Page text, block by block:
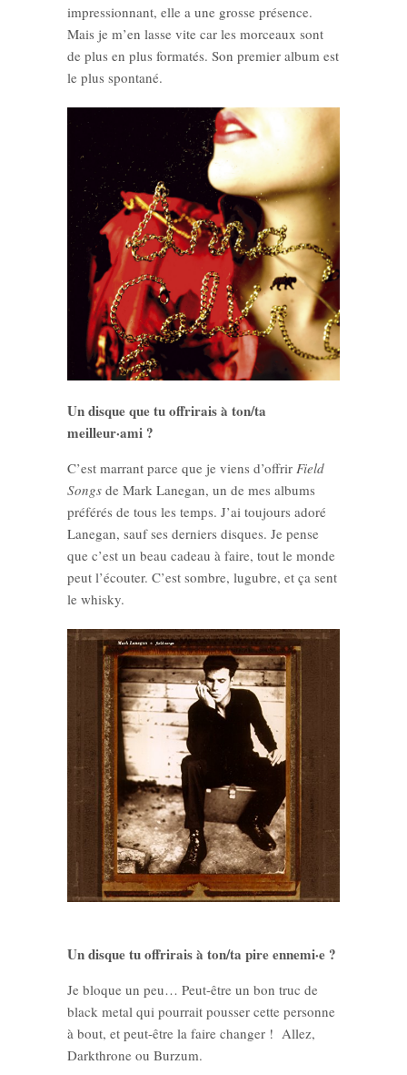
impressionnant, elle a une grosse présence.
Mais je m’en lasse vite car les morceaux sont
de plus en plus formatés. Son premier album est
le plus spontané.
Un disque que tu offrirais à ton/ta
meilleur·ami ?
C’est marrant parce que je viens d’offrir Field
Songs de Mark Lanegan, un de mes albums
préférés de tous les temps. J’ai toujours adoré
Lanegan, sauf ses derniers disques. Je pense
que c’est un beau cadeau à faire, tout le monde
peut l’écouter. C’est sombre, lugubre, et ça sent
le whisky.
Un disque tu offrirais à ton/ta pire ennemi·e ?
Je bloque un peu… Peut-être un bon truc de
black metal qui pourrait pousser cette personne
à bout, et peut-être la faire changer ! Allez,
Darkthrone ou Burzum.